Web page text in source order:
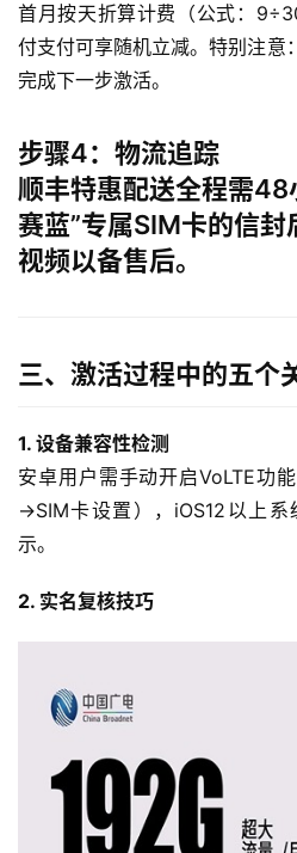
首月按天折算计费（公式：
付支付可享随机立减。特别注意
完成下一步激活。
步骤4：物流追踪
顺丰特惠配送全程需48
赛蓝”专属SIM卡的信
视频以备售后。
三、激活过程中的五个
1. 设备兼容性检测
安卓用户需手动开启VoLTE功
→SIM卡设置），iOS12以上
示。
2. 实名复核技巧